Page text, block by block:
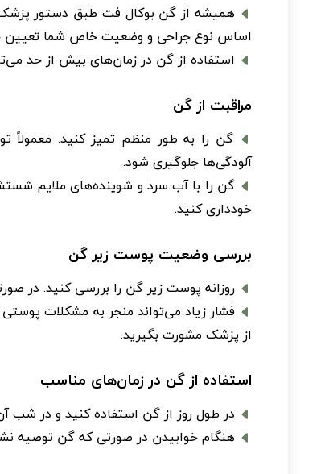
همیشه از گن بوکال فت طبق دستور پزشک
اساس نوع جراحی و وضعیت خاص شما تعیین
استفاده از گن در زمان‌های بیش از حد
مراقبت از گن
گن را به طور منظم تمیز کنید.
آلودگی‌ها جلوگیری شود.
گن را با آب سرد و شوینده‌های ملایم
خودداری کنید.
بررسی وضعیت پوست زیر گن
روزانه پوست زیر گن را بررسی کنید. در
فشار زیاد می‌تواند منجر به مشکلات
از پزشک مشورت بگیرید.
استفاده از گن در زمان‌های مناسب
در طول روز از گن استفاده کنید و در شب
هنگام خوابیدن در صورتی که گن توصیه